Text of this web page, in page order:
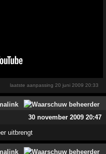
laatste aanpassing20 juni 2009 20:33
30 november 2009 20:47
uitbrengt